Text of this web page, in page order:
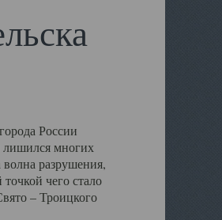
России
лишился многих
разрушения,
чего стало
– Троицкого